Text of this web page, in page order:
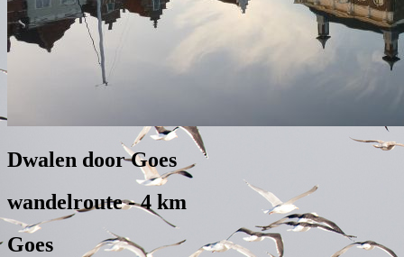
Dwalen door Goes
wandelroute - 4 km
Goes